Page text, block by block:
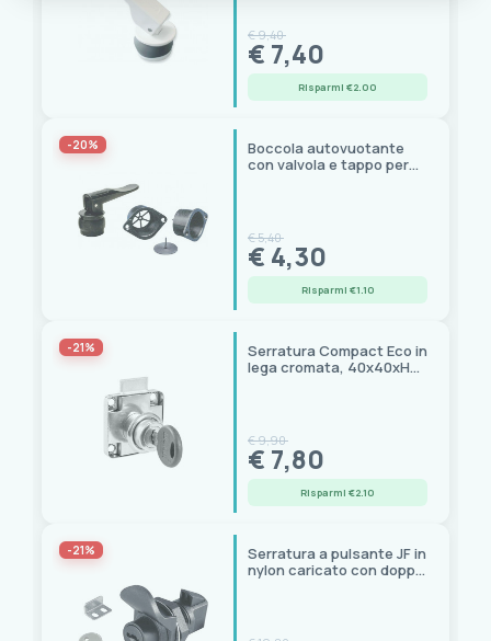
€ 9,40
€ 7,40
Risparmi €2.00
-20%
Boccola autovuotante
con valvola e tappo per
€ 5,40
€ 4,30
Risparmi €1.10
-21%
Serratura Compact Eco in
lega cromata, 40x40xH7
€ 9,90
€ 7,80
Risparmi €2.10
-21%
Serratura a pulsante JF in
nylon caricato con doppia